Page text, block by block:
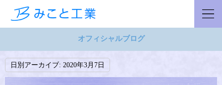
オフィシャルブログ
日別アーカイブ: 2020年3月7日